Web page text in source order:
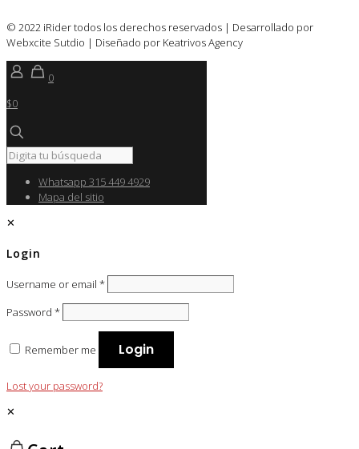
© 2022 iRider todos los derechos reservados | Desarrollado por
Webxcite Sutdio | Diseñado por Keatrivos Agency
0
$0
Whatsapp 315 449 4929
Mapa del sitio
✕
Login
Username or email *
Password *
Remember me Login
Lost your password?
✕